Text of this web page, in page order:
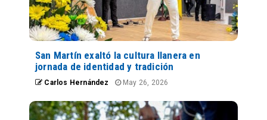
San Martín exaltó la cultura llanera en
jornada de identidad y tradición
Carlos Hernández May 26, 2026